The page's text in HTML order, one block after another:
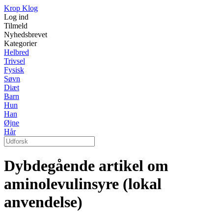
Krop Klog
Log ind
Tilmeld
Nyhedsbrevet
Kategorier
Helbred
Trivsel
Fysisk
Søvn
Diæt
Barn
Hun
Han
Øjne
Hår
Dybdegående artikel om
aminolevulinsyre (lokal
anvendelse)